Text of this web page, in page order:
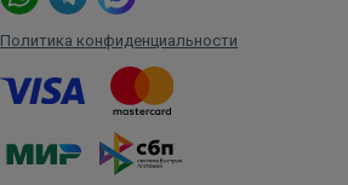
Политика конфиденциальности